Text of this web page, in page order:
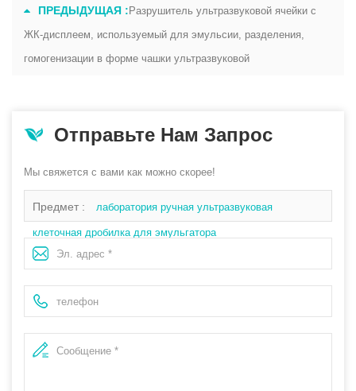
ПРЕДЫДУЩАЯ : Разрушитель ультразвуковой ячейки с
ЖК-дисплеем, используемый для эмульсии, разделения,
гомогенизации в форме чашки ультразвуковой
Отправьте Нам Запрос
Мы свяжется с вами как можно скорее!
Предмет : лаборатория ручная ультразвуковая
клеточная дробилка для эмульгатора